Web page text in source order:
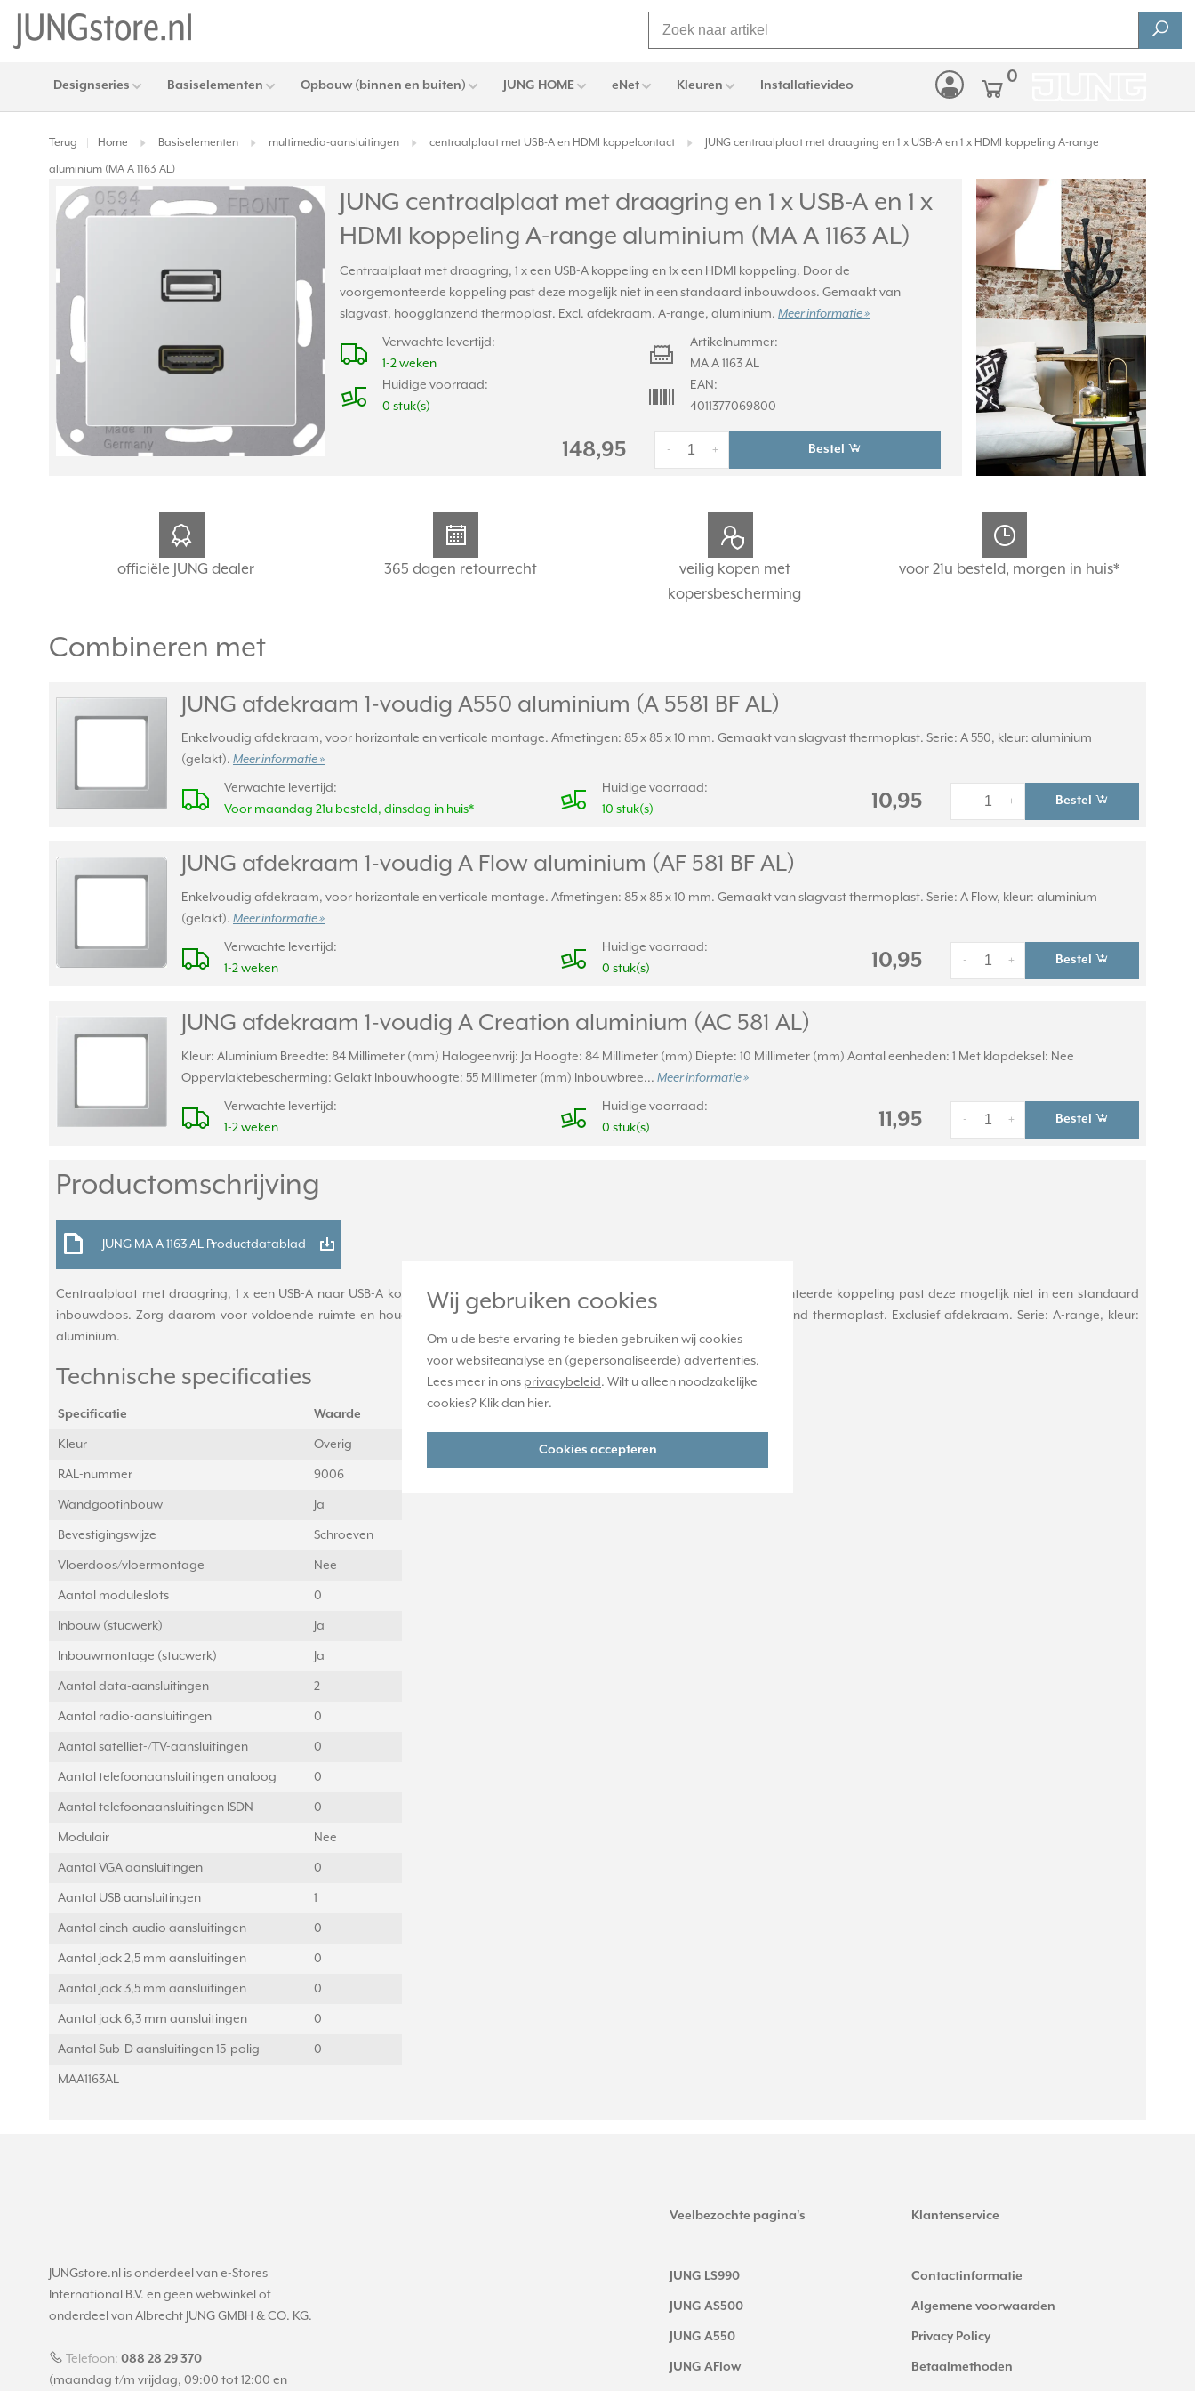
Wij gebruiken cookies
Om u de beste ervaring te bieden gebruiken wij cookies
voor websiteanalyse en (gepersonaliseerde) advertenties.
Lees meer in ons privacybeleid. Wilt u alleen noodzakelijke
cookies? Klik dan hier.
Cookies accepteren
Designseries Basiselementen Opbouw (binnen en buiten) JUNG HOME eNet Kleuren Installatievideo 0
Terug Home Basiselementen multimedia-aansluitingen centraalplaat met USB-A en HDMI koppelcontact
JUNG centraalplaat met draagring en 1 x USB-A en 1 x HDMI koppeling A-range
aluminium (MA A 1163 AL)
JUNG centraalplaat met draagring en 1 x USB-A en 1 x
HDMI koppeling A-range aluminium (MA A 1163 AL)
Centraalplaat met draagring, 1 x een USB-A koppeling en 1x een HDMI koppeling. Door de
voorgemonteerde koppeling past deze mogelijk niet in een standaard inbouwdoos. Gemaakt van
slagvast, hoogglanzend thermoplast. Excl. afdekraam. A-range, aluminium.Meer informatie »
Verwachte levertijd:
1-2 weken
Huidige voorraad:
0 stuk(s)
Artikelnummer:
MA A 1163 AL
EAN:
4011377069800
148,95 +
- Bestel
officiële JUNG dealer 365 dagen retourrecht
veilig kopen met
kopersbescherming
voor 21u besteld, morgen in huis*
Combineren met
JUNG afdekraam 1-voudig A550 aluminium (A 5581 BF AL)
Enkelvoudig afdekraam, voor horizontale en verticale montage. Afmetingen: 85 x 85 x 10 mm. Gemaakt van slagvast thermoplast. Serie: A 550, kleur: aluminium
(gelakt). Meer informatie »
Verwachte levertijd:
Voor maandag 21u besteld, dinsdag in huis*
Huidige voorraad:
10 stuk(s)
10,95 +
- Bestel
JUNG afdekraam 1-voudig A Flow aluminium (AF 581 BF AL)
Enkelvoudig afdekraam, voor horizontale en verticale montage. Afmetingen: 85 x 85 x 10 mm. Gemaakt van slagvast thermoplast. Serie: A Flow, kleur: aluminium
(gelakt). Meer informatie »
Verwachte levertijd:
1-2 weken
Huidige voorraad:
0 stuk(s)
10,95 +
- Bestel
JUNG afdekraam 1-voudig A Creation aluminium (AC 581 AL)
Kleur: Aluminium Breedte: 84 Millimeter (mm) Halogeenvrij: Ja Hoogte: 84 Millimeter (mm) Diepte: 10 Millimeter (mm) Aantal eenheden: 1 Met klapdeksel: Nee
Oppervlaktebescherming: Gelakt Inbouwhoogte: 55 Millimeter (mm) Inbouwbree... Meer informatie »
Verwachte levertijd:
1-2 weken
Huidige voorraad:
0 stuk(s)
11,95 +
- Bestel
Productomschrijving
JUNG MA A 1163 AL Productdatablad
Centraalplaat met draagring, 1 x een USB-A naar USB-A koppeling en 1x een HDMI naar HDMI koppeling. Door de voorgemonteerde koppeling past deze mogelijk niet in een standaard
inbouwdoos. Zorg daarom voor voldoende ruimte en houd rekening met de buigradius. Gemaakt van slagvast, hoogglanzend thermoplast. Exclusief afdekraam. Serie: A-range, kleur:
aluminium.
Technische specificaties
Specificatie Waarde
Kleur Overig
RAL-nummer 9006
Wandgootinbouw Ja
Bevestigingswijze Schroeven
Vloerdoos/vloermontage Nee
Aantal moduleslots 0
Inbouw (stucwerk) Ja
Inbouwmontage (stucwerk) Ja
Aantal data-aansluitingen 2
Aantal radio-aansluitingen 0
Aantal satelliet-/TV-aansluitingen 0
Aantal telefoonaansluitingen analoog 0
Aantal telefoonaansluitingen ISDN 0
Modulair Nee
Aantal VGA aansluitingen 0
Aantal USB aansluitingen 1
Aantal cinch-audio aansluitingen 0
Aantal jack 2,5 mm aansluitingen 0
Aantal jack 3,5 mm aansluitingen 0
Aantal jack 6,3 mm aansluitingen 0
Aantal Sub-D aansluitingen 15-polig 0
MAA1163AL
JUNGstore.nl is onderdeel van e-Stores
International B.V. en geen webwinkel of
onderdeel van Albrecht JUNG GMBH & CO. KG.
Telefoon: 088 28 29 370
(maandag t/m vrijdag, 09:00 tot 12:00 en
Veelbezochte pagina's
JUNG LS990
JUNG AS500
JUNG A550
JUNG AFlow
Klantenservice
Contactinformatie
Algemene voorwaarden
Privacy Policy
Betaalmethoden